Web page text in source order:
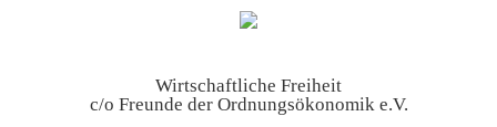
Wirtschaftliche Freiheit
c/o Freunde der Ordnungsökonomik e.V.